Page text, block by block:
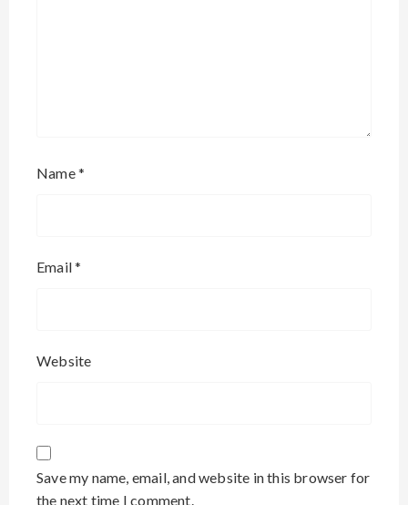
Name*
Email*
Website
Save my name, email, and website in this browser for
the next time I comment.